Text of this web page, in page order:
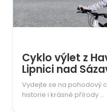
Cyklo výlet z
Lipnici nad
Vydejte se na pohodový
historie i krásné přírody ...